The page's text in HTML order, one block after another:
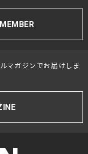
マガジンでお届けしま